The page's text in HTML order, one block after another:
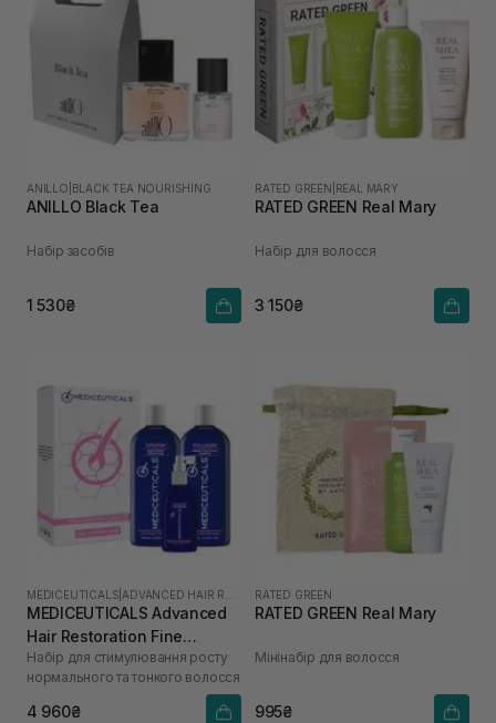
ANILLO BLACK TEA NOURISHING
ANILLO Black Tea
Набір засобів
1 530₴
RATED GREEN REAL MARY
RATED GREEN Real Mary
Набір для волосся
3 150₴
MEDICEUTICALS
MEDICEUTICALS Advanced
Hair Restoration Fine
Thinning Hair
Набір для стимулювання росту
нормального та тонкого волосся
4 960₴
RATED GREEN
RATED GREEN Real Mary
Мінінабір для волосся
995₴